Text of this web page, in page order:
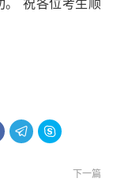
。 祝各位考生顺
 
下一篇